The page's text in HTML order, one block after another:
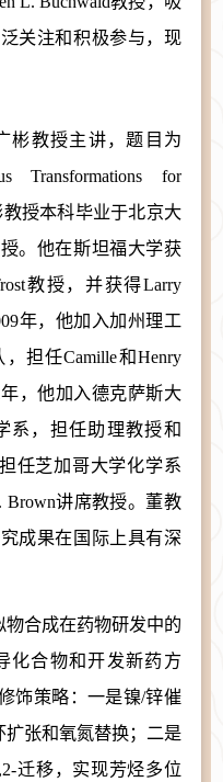
关注和积极参与，现
彬教授主讲，题目为
Transformations for
教授本科毕业于北京大
。他在斯坦福大学获
教授，并获得Larry
年，他加入加州理工
担任Camille和Henry
，他加入德克萨斯大
系，担任助理教授和
任芝加哥大学化学系
Brown讲席教授。董教
成果在国际上具有深
合成在药物研发中的
化合物和开发新药方
饰策略：一是镍/锌催
张和氧氮替换；二是
迁移，实现芳烃多位